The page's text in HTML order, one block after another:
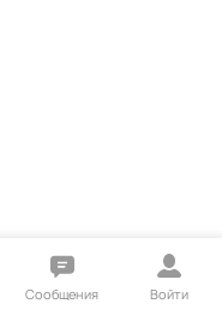
Сообщения Войти